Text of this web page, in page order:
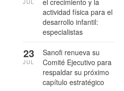
actividad física para el
desarrollo infantil:
especialistas
Sanofi renueva su
Comité Ejecutivo para
respaldar su próximo
capítulo estratégico
23
JUL